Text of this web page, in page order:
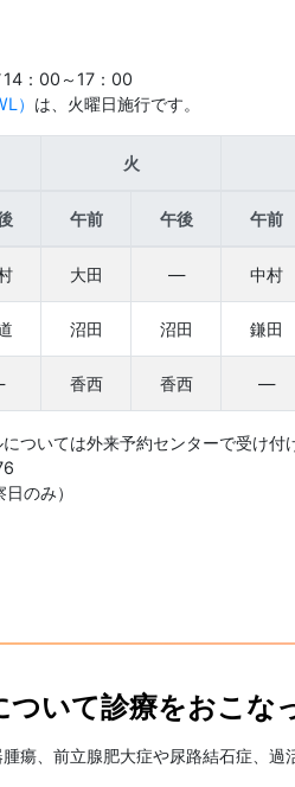
：00～17：00
） は、火曜日施行です。
火
午前 午後 午前
大田 — 中村
沼田 沼田 鎌田
香西 香西 —
ついては外来予約センターで受け付
のみ）
ついて診療をおこな
瘍、前立腺肥大症や尿路結石症、